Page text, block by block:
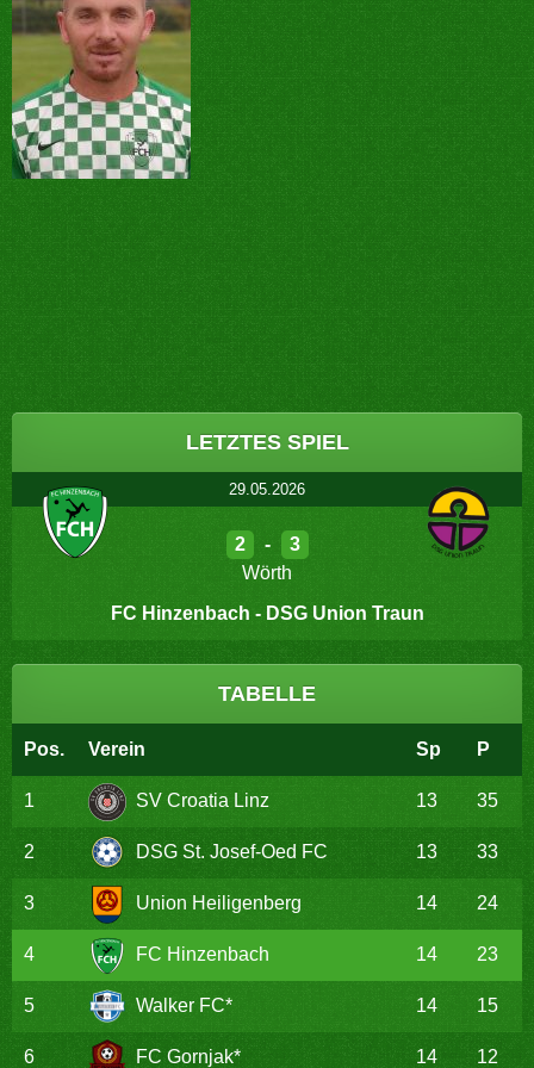
Post
navigation
LETZTES SPIEL
29.05.2026
2 -
3
Wörth
FC Hinzenbach - DSG Union Traun
TABELLE
Pos. Verein Sp P
1 SV Croatia Linz 13 35
2 DSG St. Josef-Oed FC 13 33
3 Union Heiligenberg 14 24
4 FC Hinzenbach 14 23
5 Walker FC* 14 15
6 FC Gornjak* 14 12